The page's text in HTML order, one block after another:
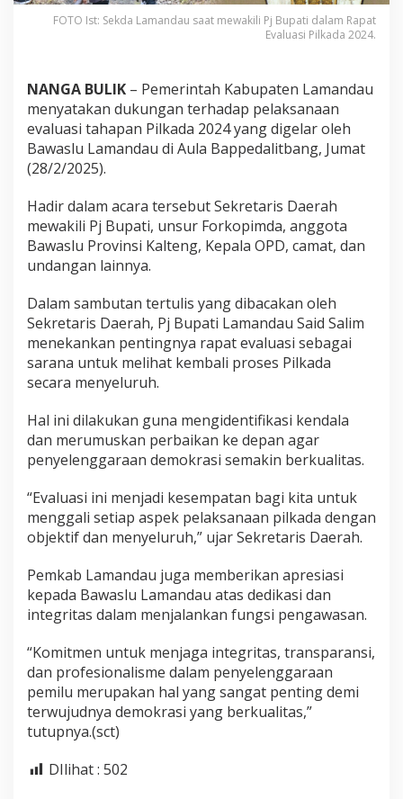
FOTO Ist: Sekda Lamandau saat mewakili Pj Bupati dalam Rapat
Evaluasi Pilkada 2024.
NANGA BULIK – Pemerintah Kabupaten Lamandau
menyatakan dukungan terhadap pelaksanaan
evaluasi tahapan Pilkada 2024 yang digelar oleh
Bawaslu Lamandau di Aula Bappedalitbang, Jumat
(28/2/2025).
Hadir dalam acara tersebut Sekretaris Daerah
mewakili Pj Bupati, unsur Forkopimda, anggota
Bawaslu Provinsi Kalteng, Kepala OPD, camat, dan
undangan lainnya.
Dalam sambutan tertulis yang dibacakan oleh
Sekretaris Daerah, Pj Bupati Lamandau Said Salim
menekankan pentingnya rapat evaluasi sebagai
sarana untuk melihat kembali proses Pilkada
secara menyeluruh.
Hal ini dilakukan guna mengidentifikasi kendala
dan merumuskan perbaikan ke depan agar
penyelenggaraan demokrasi semakin berkualitas.
“Evaluasi ini menjadi kesempatan bagi kita untuk
menggali setiap aspek pelaksanaan pilkada dengan
objektif dan menyeluruh,” ujar Sekretaris Daerah.
Pemkab Lamandau juga memberikan apresiasi
kepada Bawaslu Lamandau atas dedikasi dan
integritas dalam menjalankan fungsi pengawasan.
“Komitmen untuk menjaga integritas, transparansi,
dan profesionalisme dalam penyelenggaraan
pemilu merupakan hal yang sangat penting demi
terwujudnya demokrasi yang berkualitas,”
tutupnya.(sct)
DIlihat : 502